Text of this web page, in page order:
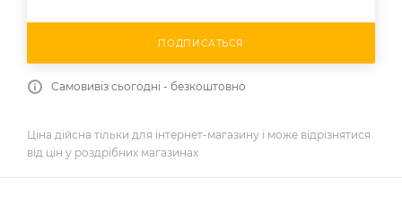
ПОДПИСАТЬСЯ
Самовивіз сьогодні - безкоштовно
Ціна дійсна тільки для інтернет-магазину і може відрізнятися
від цін у роздрібних магазинах